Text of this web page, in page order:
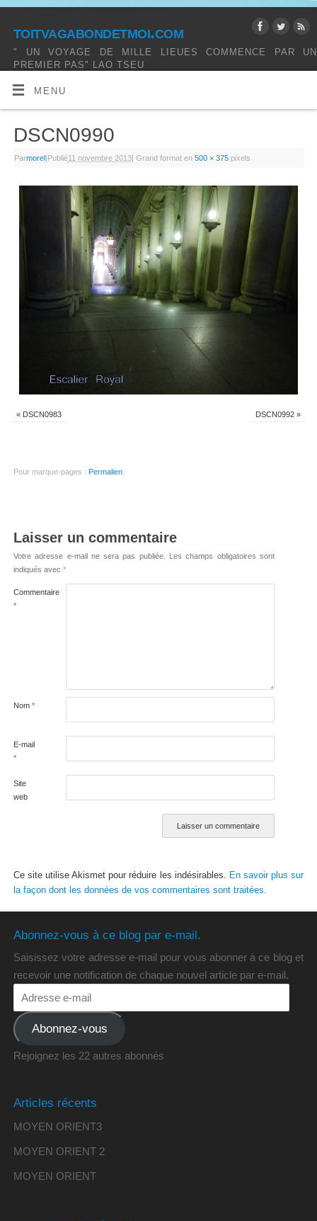
toitvagabondetmoi.com
" UN VOYAGE DE MILLE LIEUES COMMENCE PAR UN
PREMIER PAS" LAO TSEU
MENU
DSCN0990
Parmorel|Publié11 novembre 2013| Grand format en 500 × 375pixels
« DSCN0983 DSCN0992 »
Pour marque-pages : Permalien.
Laisser un commentaire
Votre adresse e-mail ne sera pas publiée.
Les champs obligatoires sont
indiqués avec *
Commentaire
*
Nom *
E-mail
*
Site
web
Ce site utilise Akismet pour réduire les indésirables. En savoir plus sur
la façon dont les données de vos commentaires sont traitées.
Abonnez-vous à ce blog par e-mail.
Saisissez votre adresse e-mail pour vous abonner à ce blog et
recevoir une notification de chaque nouvel article par e-mail.
Abonnez-vous
Rejoignez les 22 autres abonnés
Articles récents
MOYEN ORIENT3
MOYEN ORIENT 2
MOYEN ORIENT